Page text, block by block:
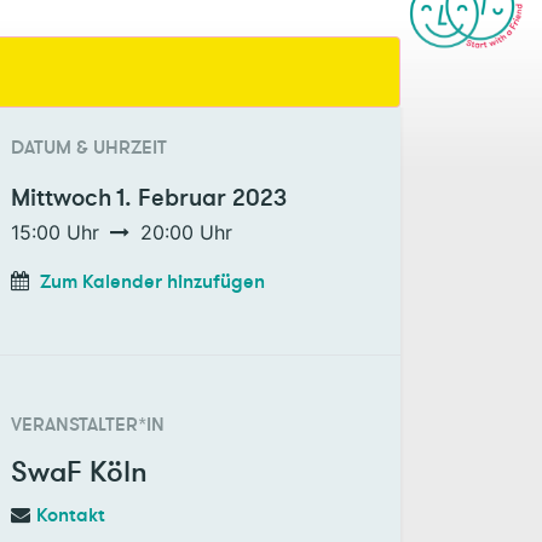
DATUM & UHRZEIT
Mittwoch1. Februar 2023
15:00 Uhr 20:00 Uhr
Zum Kalender hinzufügen
VERANSTALTER*IN
SwaF Köln
Kontakt